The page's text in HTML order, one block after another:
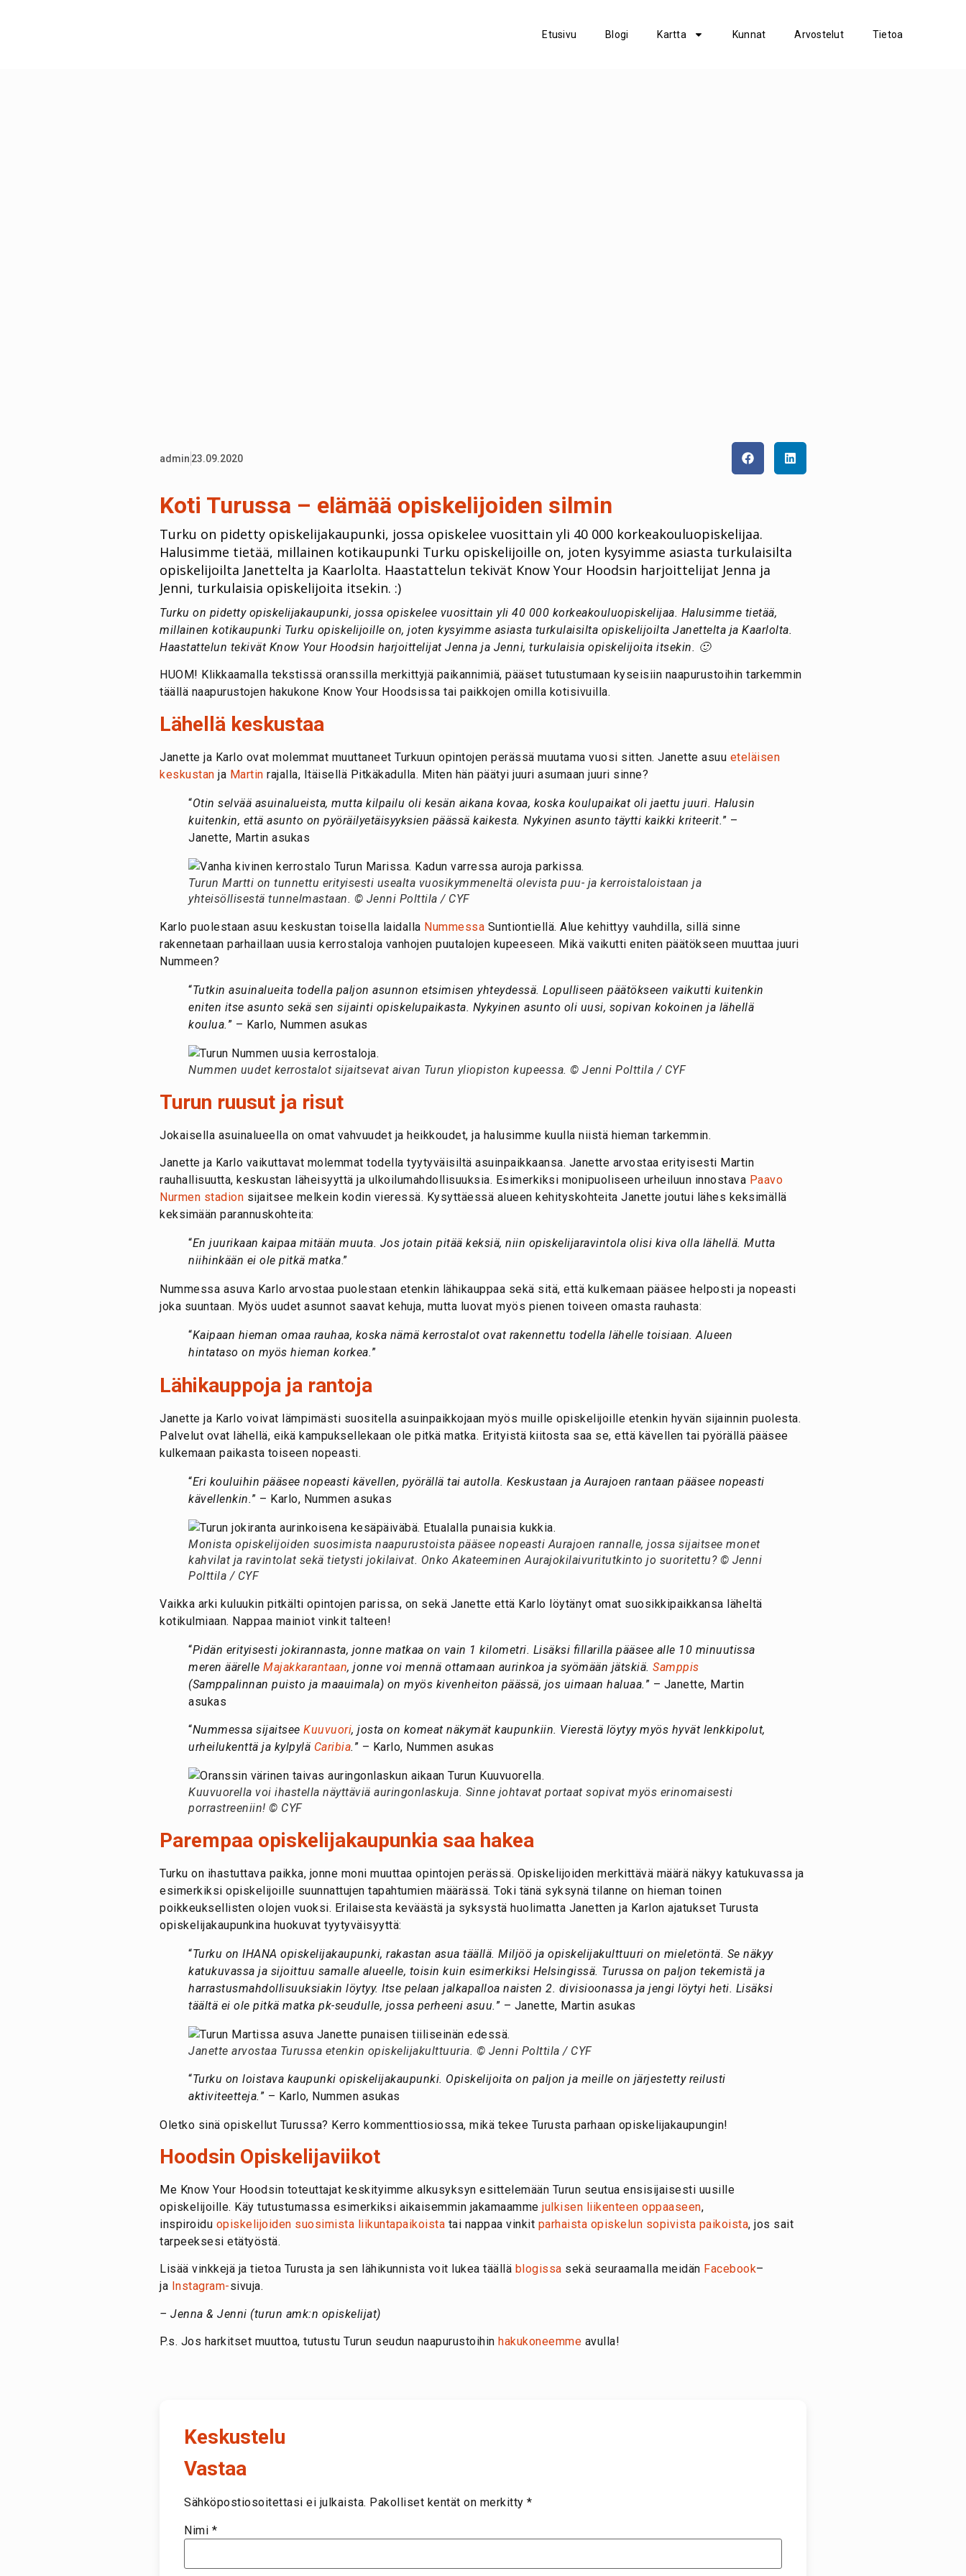
Etusivu Blogi Kartta Kunnat Arvostelut Tietoa
admin 23.09.2020
Koti Turussa – elämää opiskelijoiden silmin
Turku on pidetty opiskelijakaupunki, jossa opiskelee vuosittain yli 40 000 korkeakouluopiskelijaa.
Halusimme tietää, millainen kotikaupunki Turku opiskelijoille on, joten kysyimme asiasta turkulaisilta
opiskelijoilta Janettelta ja Kaarlolta. Haastattelun tekivät Know Your Hoodsin harjoittelijat Jenna ja
Jenni, turkulaisia opiskelijoita itsekin. :)
Turku on pidetty opiskelijakaupunki, jossa opiskelee vuosittain yli 40 000 korkeakouluopiskelijaa. Halusimme tietää,
millainen kotikaupunki Turku opiskelijoille on, joten kysyimme asiasta turkulaisilta opiskelijoilta Janettelta ja Kaarlolta.
Haastattelun tekivät Know Your Hoodsin harjoittelijat Jenna ja Jenni, turkulaisia opiskelijoita itsekin. 🙂
HUOM! Klikkaamalla tekstissä oranssilla merkittyjä paikannimiä, pääset tutustumaan kyseisiin naapurustoihin tarkemmin
täällä naapurustojen hakukone Know Your Hoodsissa tai paikkojen omilla kotisivuilla.
Lähellä keskustaa
Janette ja Karlo ovat molemmat muuttaneet Turkuun opintojen perässä muutama vuosi sitten. Janette asuu eteläisen
keskustan ja Martin rajalla, Itäisellä Pitkäkadulla. Miten hän päätyi juuri asumaan juuri sinne?
“Otin selvää asuinalueista, mutta kilpailu oli kesän aikana kovaa, koska koulupaikat oli jaettu juuri. Halusin
kuitenkin, että asunto on pyöräilyetäisyyksien päässä kaikesta. Nykyinen asunto täytti kaikki kriteerit.” –
Janette, Martin asukas
Turun Martti on tunnettu erityisesti usealta vuosikymmeneltä olevista puu- ja kerroistaloistaan ja
yhteisöllisestä tunnelmastaan. © Jenni Polttila / CYF
Karlo puolestaan asuu keskustan toisella laidalla Nummessa Suntiontiellä. Alue kehittyy vauhdilla, sillä sinne
rakennetaan parhaillaan uusia kerrostaloja vanhojen puutalojen kupeeseen. Mikä vaikutti eniten päätökseen muuttaa juuri
Nummeen?
“Tutkin asuinalueita todella paljon asunnon etsimisen yhteydessä. Lopulliseen päätökseen vaikutti kuitenkin
eniten itse asunto sekä sen sijainti opiskelupaikasta. Nykyinen asunto oli uusi, sopivan kokoinen ja lähellä
koulua. ” – Karlo, Nummen asukas
Nummen uudet kerrostalot sijaitsevat aivan Turun yliopiston kupeessa. © Jenni Polttila / CYF
Turun ruusut ja risut
Jokaisella asuinalueella on omat vahvuudet ja heikkoudet, ja halusimme kuulla niistä hieman tarkemmin.
Janette ja Karlo vaikuttavat molemmat todella tyytyväisiltä asuinpaikkaansa. Janette arvostaa erityisesti Martin
rauhallisuutta, keskustan läheisyyttä ja ulkoilumahdollisuuksia. Esimerkiksi monipuoliseen urheiluun innostava Paavo
Nurmen stadion sijaitsee melkein kodin vieressä. Kysyttäessä alueen kehityskohteita Janette joutui lähes keksimällä
keksimään parannuskohteita:
“En juurikaan kaipaa mitään muuta. Jos jotain pitää keksiä, niin opiskelijaravintola olisi kiva olla lähellä. Mutta
niihinkään ei ole pitkä matka.”
Nummessa asuva Karlo arvostaa puolestaan etenkin lähikauppaa sekä sitä, että kulkemaan pääsee helposti ja nopeasti
joka suuntaan. Myös uudet asunnot saavat kehuja, mutta luovat myös pienen toiveen omasta rauhasta:
“Kaipaan hieman omaa rauhaa, koska nämä kerrostalot ovat rakennettu todella lähelle toisiaan. Alueen
hintataso on myös hieman korkea.”
Lähikauppoja ja rantoja
Janette ja Karlo voivat lämpimästi suositella asuinpaikkojaan myös muille opiskelijoille etenkin hyvän sijainnin puolesta.
Palvelut ovat lähellä, eikä kampuksellekaan ole pitkä matka. Erityistä kiitosta saa se, että kävellen tai pyörällä pääsee
kulkemaan paikasta toiseen nopeasti.
“Eri kouluihin pääsee nopeasti kävellen, pyörällä tai autolla. Keskustaan ja Aurajoen rantaan pääsee nopeasti
kävellenkin.” – Karlo, Nummen asukas
Monista opiskelijoiden suosimista naapurustoista pääsee nopeasti Aurajoen rannalle, jossa sijaitsee monet
kahvilat ja ravintolat sekä tietysti jokilaivat. Onko Akateeminen Aurajokilaivuritutkinto jo suoritettu? © Jenni
Polttila / CYF
Vaikka arki kuluukin pitkälti opintojen parissa, on sekä Janette että Karlo löytänyt omat suosikkipaikkansa läheltä
kotikulmiaan. Nappaa mainiot vinkit talteen!
“Pidän erityisesti jokirannasta, jonne matkaa on vain 1 kilometri. Lisäksi fillarilla pääsee alle 10 minuutissa
meren äärelle Majakkarantaan, jonne voi mennä ottamaan aurinkoa ja syömään jätskiä. Samppis
(Samppalinnan puisto ja maauimala) on myös kivenheiton päässä, jos uimaan haluaa. ” – Janette, Martin
asukas
“Nummessa sijaitsee Kuuvuori, josta on komeat näkymät kaupunkiin. Vierestä löytyy myös hyvät lenkkipolut,
urheilukenttä ja kylpylä Caribia. ” – Karlo, Nummen asukas
Kuuvuorella voi ihastella näyttäviä auringonlaskuja. Sinne johtavat portaat sopivat myös erinomaisesti
porrastreeniin! © CYF
Parempaa opiskelijakaupunkia saa hakea
Turku on ihastuttava paikka, jonne moni muuttaa opintojen perässä. Opiskelijoiden merkittävä määrä näkyy katukuvassa ja
esimerkiksi opiskelijoille suunnattujen tapahtumien määrässä. Toki tänä syksynä tilanne on hieman toinen
poikkeuksellisten olojen vuoksi. Erilaisesta keväästä ja syksystä huolimatta Janetten ja Karlon ajatukset Turusta
opiskelijakaupunkina huokuvat tyytyväisyyttä:
“Turku on IHANA opiskelijakaupunki, rakastan asua täällä. Miljöö ja opiskelijakulttuuri on mieletöntä. Se näkyy
katukuvassa ja sijoittuu samalle alueelle, toisin kuin esimerkiksi Helsingissä. Turussa on paljon tekemistä ja
harrastusmahdollisuuksiakin löytyy. Itse pelaan jalkapalloa naisten 2. divisioonassa ja jengi löytyi heti. Lisäksi
täältä ei ole pitkä matka pk-seudulle, jossa perheeni asuu. ” – Janette, Martin asukas
Janette arvostaa Turussa etenkin opiskelijakulttuuria. © Jenni Polttila / CYF
“Turku on loistava kaupunki opiskelijakaupunki. Opiskelijoita on paljon ja meille on järjestetty reilusti
aktiviteetteja. ” – Karlo, Nummen asukas
Oletko sinä opiskellut Turussa? Kerro kommenttiosiossa, mikä tekee Turusta parhaan opiskelijakaupungin!
Hoodsin Opiskelijaviikot
Me Know Your Hoodsin toteuttajat keskityimme alkusyksyn esittelemään Turun seutua ensisijaisesti uusille
opiskelijoille. Käy tutustumassa esimerkiksi aikaisemmin jakamaamme julkisen liikenteen oppaaseen,
inspiroidu opiskelijoiden suosimista liikuntapaikoista tai nappaa vinkit parhaista opiskelun sopivista paikoista, jos sait
tarpeeksesi etätyöstä.
Lisää vinkkejä ja tietoa Turusta ja sen lähikunnista voit lukea täällä blogissa sekä seuraamalla meidän Facebook–
ja Instagram-sivuja.
– Jenna & Jenni (turun amk:n opiskelijat)
P.s. Jos harkitset muuttoa, tutustu Turun seudun naapurustoihin hakukoneemme avulla!
Keskustelu
Vastaa
Sähköpostiosoitettasi ei julkaista. Pakolliset kentät on merkitty *
Nimi *